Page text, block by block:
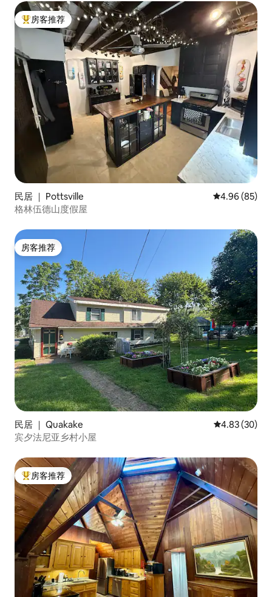
热门「房客推荐」
房客推荐
民居 ｜ Pottsville 平均评分 4.96
4.96 (85)
格林伍德山度假屋
房客推荐
房客推荐
民居 ｜ Quakake 平均评分
4.83 (30)
宾夕法尼亚乡村小屋
热门「房客推荐」
房客推荐